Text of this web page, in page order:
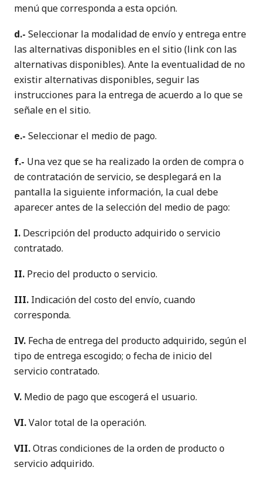
menú que corresponda a esta opción.
d.- Seleccionar la modalidad de envío y entrega entre
las alternativas disponibles en el sitio (link con las
alternativas disponibles). Ante la eventualidad de no
existir alternativas disponibles, seguir las
instrucciones para la entrega de acuerdo a lo que se
señale en el sitio.
e.- Seleccionar el medio de pago.
f.- Una vez que se ha realizado la orden de compra o
de contratación de servicio, se desplegará en la
pantalla la siguiente información, la cual debe
aparecer antes de la selección del medio de pago:
I. Descripción del producto adquirido o servicio
contratado.
II. Precio del producto o servicio.
III. Indicación del costo del envío, cuando
corresponda.
IV. Fecha de entrega del producto adquirido, según el
tipo de entrega escogido; o fecha de inicio del
servicio contratado.
V. Medio de pago que escogerá el usuario.
VI.Valor total de la operación.
VII.Otras condiciones de la orden de producto o
servicio adquirido.